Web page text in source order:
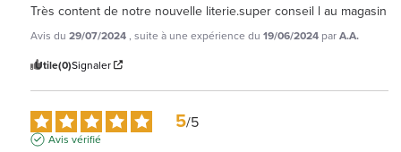
Très content de notre nouvelle literie.super conseil l au magasin
Avis du 29/07/2024, suite à une expérience du 19/06/2024 parA.A.
Utile(0)Signaler
5/5
Avis vérifié